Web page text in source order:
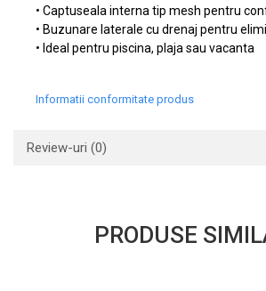
• Captuseala interna tip mesh pentru
• Buzunare laterale cu drenaj pentru
• Ideal pentru piscina, plaja sau vacanta
Informatii conformitate produs
Review-uri (0)
PRODUSE